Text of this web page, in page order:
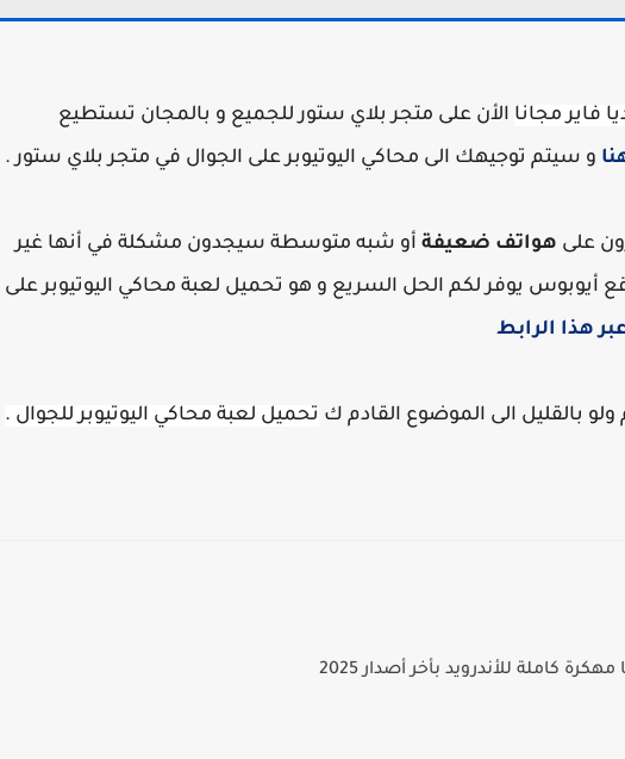
فاير مجانا الأن على متجر بلاي ستور للجميع و بالمجان تستطيع
و سيتم توجيهك الى محاكي اليوتيوبر على الجوال في متجر بلاي ستور .
على هواتف ضعيفة أو شبه متوسطة سيجدون مشكلة في أنها غير
أيوبوس يوفر لكم الحل السريع و هو تحميل لعبة محاكي اليوتيوبر على
هذا الرابط
ولو بالقليل الى الموضوع القادم ك تحميل لعبة محاكي اليوتيوبر للجوال .
كاملة للأندرويد بأخر أصدار 2025